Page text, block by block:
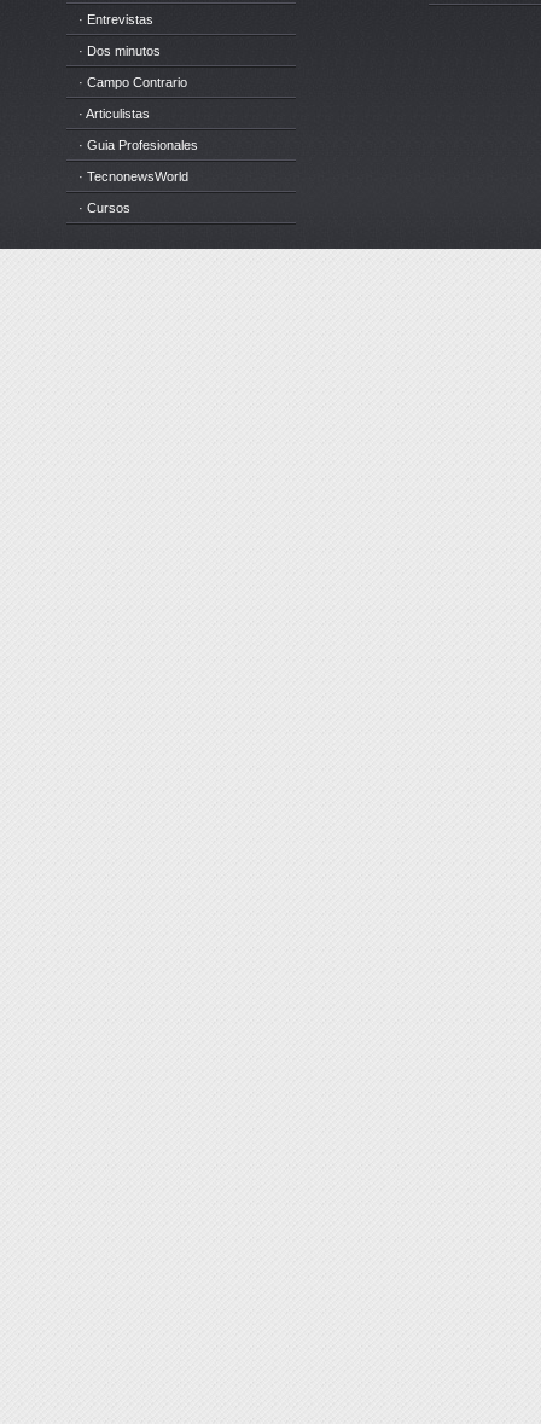
· Entrevistas
· Dos minutos
· Campo Contrario
· Articulistas
· Guia Profesionales
· TecnonewsWorld
· Cursos